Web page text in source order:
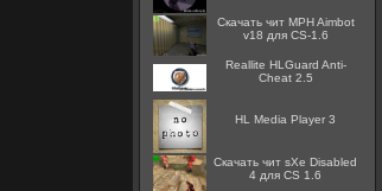
Скачать чит MPH Aimbot
v18 для CS-1.6
Reallite HLGuard Anti-
Cheat 2.5
HL Media Player 3
Скачать чит sXe Disabled
4 для CS 1.6